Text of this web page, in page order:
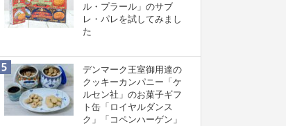
ル・プラール」のサブ
レ・パレを試してみまし
た
デンマーク王室御用達の
クッキーカンパニー「ケ
ルセン社」のお菓子ギフ
ト缶「ロイヤルダンス
ク」「コペンハーゲン」